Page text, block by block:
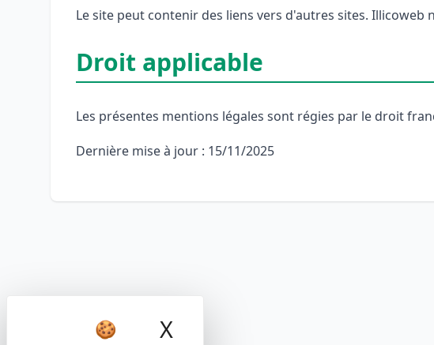
Le site peut contenir des liens vers d'autres sites.
Droit applicable
Les présentes mentions légales sont régies par le droit
Dernière mise à jour : 15/11/2025
X